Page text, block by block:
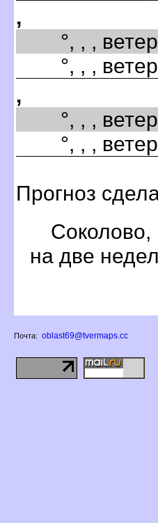
,
°, , ,
°, , ,
,
°, , ,
°, , ,
Прогноз
на две
Почта: oblast69@tvermaps.cc